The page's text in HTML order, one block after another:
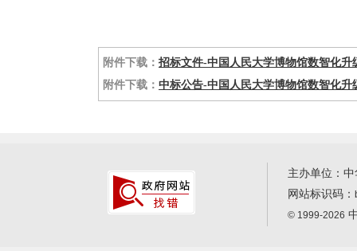
附件下载： 招标文件-中国人民大学博物馆数智化升
附件下载： 中标公告-中国人民大学博物馆数智化升
主办单位：
网站标识码：
© 1999-2026